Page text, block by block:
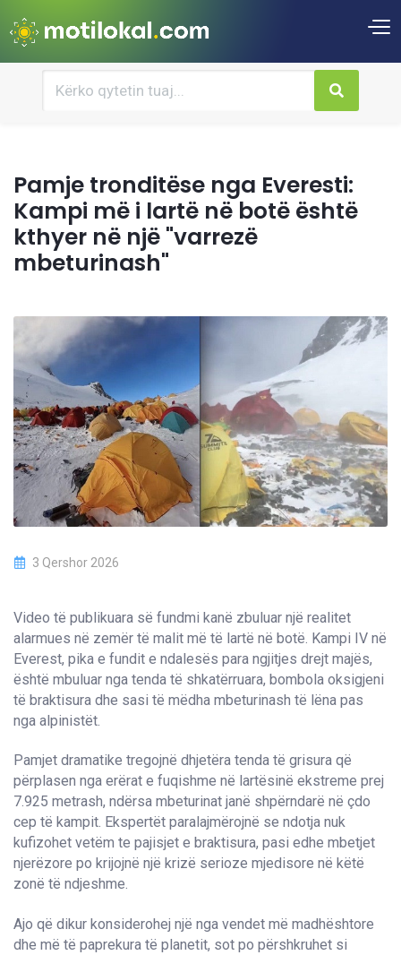
Pamje tronditëse nga Everesti:
Kampi më i lartë në botë është
kthyer në një "varrezë
mbeturinash"
3 Qershor 2026
Video të publikuara së fundmi kanë zbuluar një realitet
alarmues në zemër të malit më të lartë në botë. Kampi IV në
Everest, pika e fundit e ndalesës para ngjitjes drejt majës,
është mbuluar nga tenda të shkatërruara, bombola oksigjeni
të braktisura dhe sasi të mëdha mbeturinash të lëna pas
nga alpinistët.
Pamjet dramatike tregojnë dhjetëra tenda të grisura që
përplasen nga erërat e fuqishme në lartësinë ekstreme prej
7.925 metrash, ndërsa mbeturinat janë shpërndarë në çdo
cep të kampit. Ekspertët paralajmërojnë se ndotja nuk
kufizohet vetëm te pajisjet e braktisura, pasi edhe mbetjet
njerëzore po krijojnë një krizë serioze mjedisore në këtë
zonë të ndjeshme.
Ajo që dikur konsiderohej një nga vendet më madhështore
dhe më të paprekura të planetit, sot po përshkruhet si